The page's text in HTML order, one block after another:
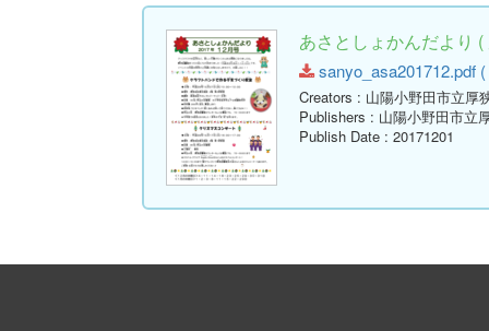
あさとしょかんだより
sanyo_asa201712.pdf
Creators : 山陽小野田市立厚
Publishers : 山陽小野田市立
Publish Date : 20171201